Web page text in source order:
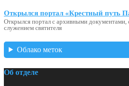
Открылся портал «Крестный путь
Открылся портал с архивными
служением святителя
Облако меток
Об отделе